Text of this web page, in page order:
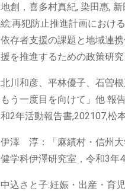
地創，喜多村真紀, 染田惠,
絵:再犯防止推進計画におけ
依存者支援の課題と地域連
援を推進するための政策研
北川和彦、平林優子、石曽
もう一度目を向けて」他 報
和2年活動報告書,202107,松
伊澤 淳：「麻績村・信州大
健学科伊澤研究室，令和3年4
中込さと子:妊娠・出産・育